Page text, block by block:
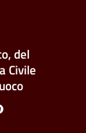
del
Civile
Telegram